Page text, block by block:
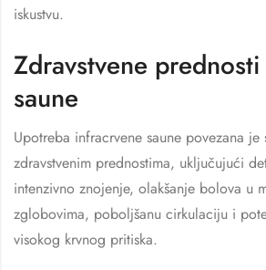
iskustvu.
Zdravstvene
saune
Upotreba infracrvene saune povezana
zdravstvenim prednostima, uključujući
intenzivno znojenje, olakšanje bolova u
zglobovima, poboljšanu cirkulaciju i
visokog krvnog pritiska.